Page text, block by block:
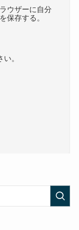
ウザーに自分
保存する。
。